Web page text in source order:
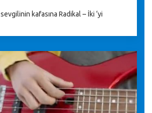
kafasına Radikal – İki ‘yi